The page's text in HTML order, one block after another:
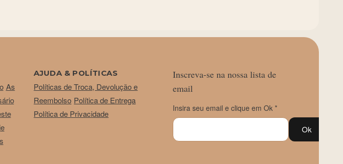
As
AJUDA & POLÍTICAS
Políticas de Troca, Devolução e
Reembolso Política de Entrega
Política de Privacidade
Inscreva-se na nossa lista de
email
Insira seu email e clique em Ok *
Ok